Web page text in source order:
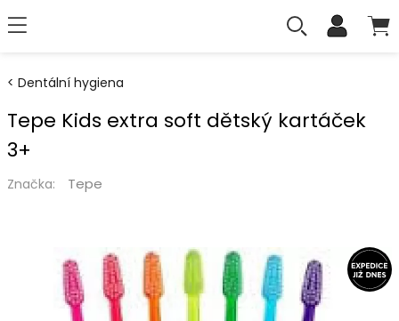
Dentální hygiena
Tepe Kids extra soft dětský kartáček
3+
Značka: Tepe